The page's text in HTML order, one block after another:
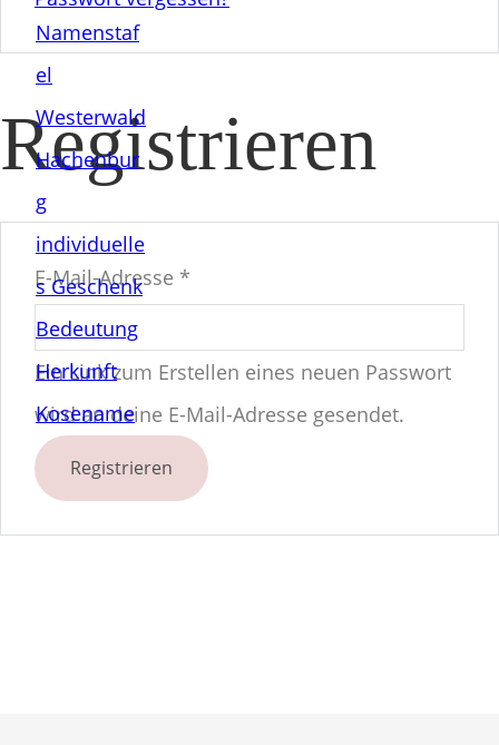
i
v
e
:
Registrieren
E-Mail-Adresse *
Ein Link zum Erstellen eines neuen Passwort
wird an deine E-Mail-Adresse gesendet.
A
l
t
e
r
n
a
Registrieren